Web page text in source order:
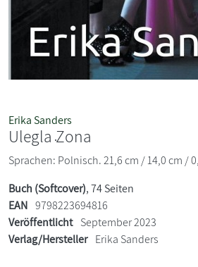
Erika Sanders
Ulegla Żona
Sprachen: Polnisch. 21,6 cm / 14,0 cm /
Buch (Softcover), 74 Seiten
EAN 9798223694816
Veröffentlicht September 2023
Verlag/Hersteller Erika Sanders